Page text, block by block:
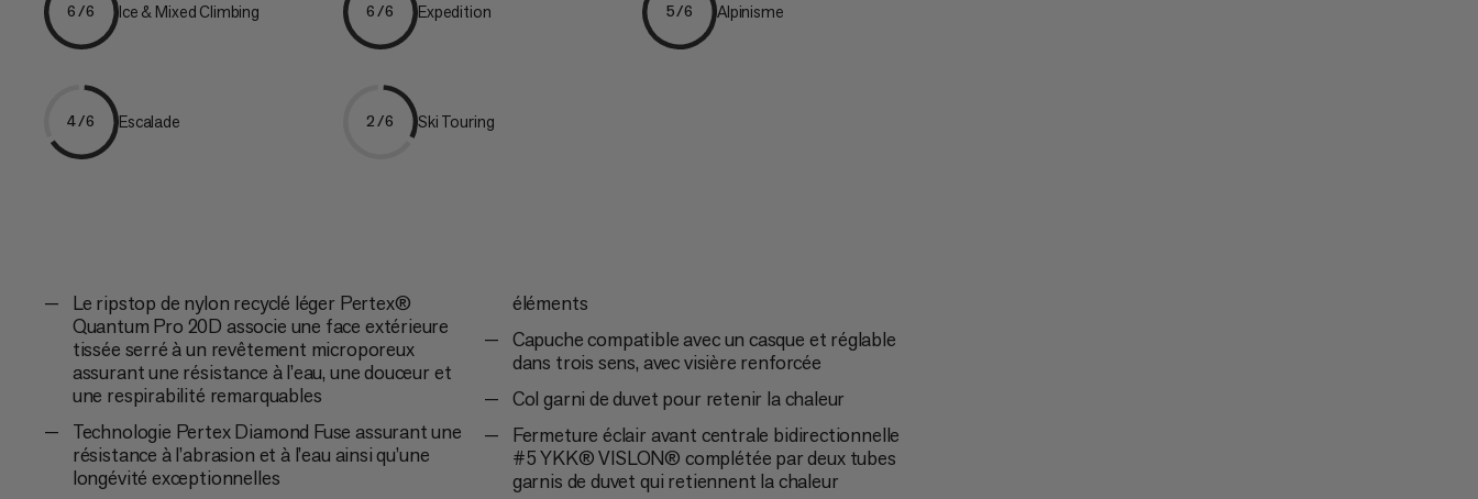
6/6 Ice & Mixed Climbing 6/6 Expedition 5/6 Alpinisme
4/6 Escalade 2/6 Ski Touring
Le ripstop de nylon recyclé léger Pertex®
Quantum Pro 20D associe une face extérieure
tissée serré à un revêtement microporeux
assurant une résistance à l’eau, une douceur et
une respirabilité remarquables
Technologie Pertex Diamond Fuse assurant une
résistance à l’abrasion et à l’eau ainsi qu’une
longévité exceptionnelles
éléments
Capuche compatible avec un casque et réglable
dans trois sens, avec visière renforcée
Col garni de duvet pour retenir la chaleur
Fermeture éclair avant centrale bidirectionnelle
#5 YKK® VISLON® complétée par deux tubes
garnis de duvet qui retiennent la chaleur